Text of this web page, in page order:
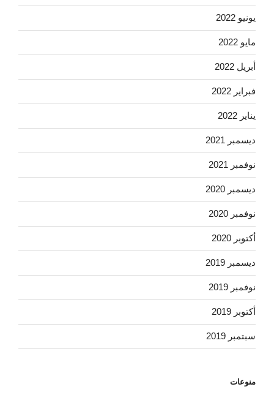
يونيو 2022
مايو 2022
أبريل 2022
فبراير 2022
يناير 2022
ديسمبر 2021
نوفمبر 2021
ديسمبر 2020
نوفمبر 2020
أكتوبر 2020
ديسمبر 2019
نوفمبر 2019
أكتوبر 2019
سبتمبر 2019
منوعات